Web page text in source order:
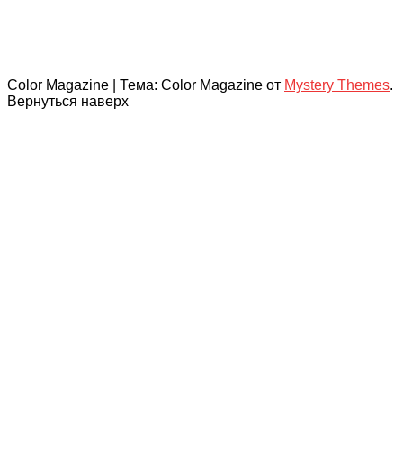
Color Magazine Тема: Color Magazine от Mystery Themes.
Вернуться наверх